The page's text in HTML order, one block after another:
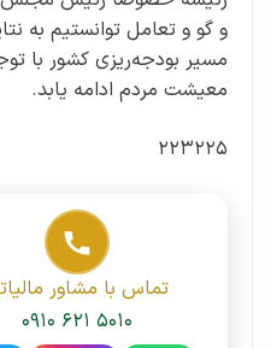
و گو و تعامل توانستیم به
مسیر بودجه‌ریزی کشور با
معیشت مردم ادامه یابد.
۲۲۳۲۲۵
تماس با مشاور
۰۹۱۰ ۶۲۱ ۵۰۱۰